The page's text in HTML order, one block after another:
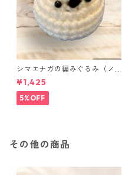
シマエナガの編みぐるみ（ノ
ーマル）
¥1,425
5%OFF
その他の商品